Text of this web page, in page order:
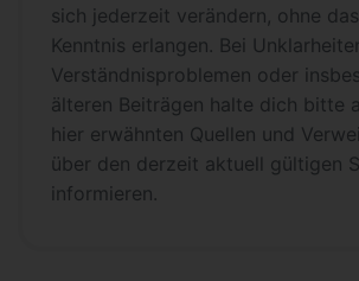
sich jederzeit verändern, ohne
Kenntnis erlangen. Bei
Verständnisproblemen oder
älteren Beiträgen halte dich bitte
hier erwähnten Quellen und
über den derzeit aktuell gültigen
informieren.